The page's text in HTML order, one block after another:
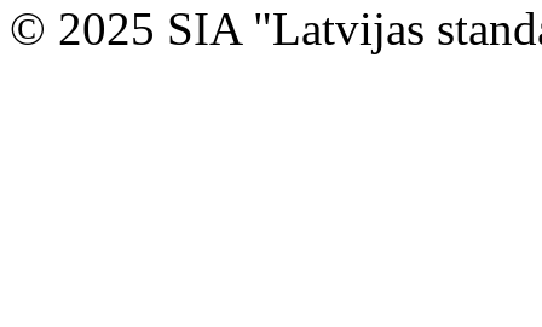
© 2025 SIA "Latvijas